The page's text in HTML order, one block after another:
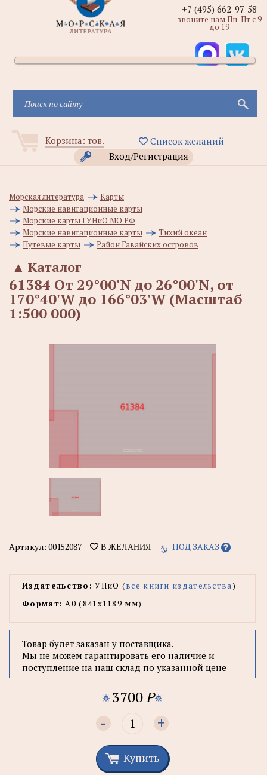
Корзина: тов.
Список желаний
Вход/Регистрация
+7 (495) 662-97-58
звоните нам Пн-Пт с 9
до 19
Морская литература
Карты
Морские навигационные карты
Морские карты ГУНиО МО РФ
Морские навигационные карты
Тихий океан
Путевые карты
Район Гавайских островов
Каталог
▲
61384 От 29°00'N до 26°00'N, от
170°40'W до 166°03'W (Масштаб
1:500 000)
Артикул: 00152087 В ЖЕЛАНИЯ ПОД ЗАКАЗ
Издательство: УНиО (все книги издательства)
Формат: А0 (841x1189 мм)
Товар будет заказан у поставщика.
Мы не можем гарантировать его наличие и
поступление на наш склад по указанной цене
3700P
- +
Купить